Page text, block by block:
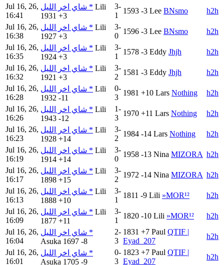
Jul 16, 26,
16:41
شاي اخر الليل * Lili
1931 +3
3-
1
1593 -3 Lee BNsmo
h2h
Jul 16, 26,
16:38
شاي اخر الليل * Lili
1927 +3
3-
0
1596 -3 Lee BNsmo
h2h
Jul 16, 26,
16:35
شاي اخر الليل * Lili
1924 +3
3-
1
1578 -3 Eddy Jhjh
h2h
Jul 16, 26,
16:32
شاي اخر الليل * Lili
1921 +3
3-
2
1581 -3 Eddy Jhjh
h2h
Jul 16, 26,
16:28
شاي اخر الليل * Lili
1932 -11
0-
3
1981 +10 Lars Nothing
h2h
Jul 16, 26,
16:26
شاي اخر الليل * Lili
1943 -12
1-
3
1970 +11 Lars Nothing
h2h
Jul 16, 26,
16:23
شاي اخر الليل * Lili
1928 +14
3-
2
1984 -14 Lars Nothing
h2h
Jul 16, 26,
16:19
شاي اخر الليل * Lili
1914 +14
3-
0
1958 -13 Nina MIZORA h2h
Jul 16, 26,
16:17
شاي اخر الليل * Lili
1898 +15
3-
2
1972 -14 Nina MIZORA h2h
Jul 16, 26,
16:13
شاي اخر الليل * Lili
1888 +10
3-
1
1811 -9 Lili »MOR¹²
h2h
Jul 16, 26,
16:09
شاي اخر الليل * Lili
1877 +11
3-
1
1820 -10 Lili »MOR¹²
h2h
Jul 16, 26,
16:04
شاي اخر الليل *
Asuka 1697 -8
2-
3
1831 +7 Paul QTIF |
Eyad_207
h2h
Jul 16, 26,
16:01
شاي اخر الليل *
Asuka 1705 -9
0-
3
1823 +7 Paul QTIF |
Eyad_207
h2h